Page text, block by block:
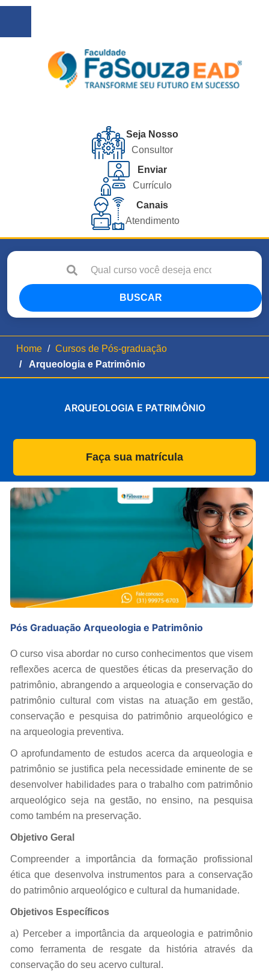
Seja Nosso
Consultor
Enviar
Currículo
Canais
Atendimento
BUSCAR
Home
Cursos de Pós-graduação
Arqueologia e Patrimônio
ARQUEOLOGIA E PATRIMÔNIO
Faça sua matrícula
Pós Graduação Arqueologia e Patrimônio
O curso visa abordar no curso conhecimentos que visem
reflexões acerca de questões éticas da preservação do
patrimônio, abrangendo a arqueologia e conservação do
patrimônio cultural com vistas na atuação em gestão,
conservação e pesquisa do patrimônio arqueológico e
na arqueologia preventiva.
O aprofundamento de estudos acerca da arqueologia e
patrimônio se justifica pela necessidade eminente de se
desenvolver habilidades para o trabalho com patrimônio
arqueológico seja na gestão, no ensino, na pesquisa
como também na preservação.
Objetivo Geral
Compreender a importância da formação profissional
ética que desenvolva instrumentos para a conservação
do patrimônio arqueológico e cultural da humanidade.
Objetivos Específicos
a) Perceber a importância da arqueologia e patrimônio
como ferramenta de resgate da história através da
conservação do seu acervo cultural.